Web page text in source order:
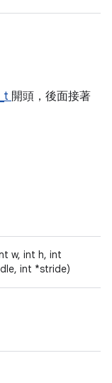
開頭，後面接著
w, int h, int
int *stride)